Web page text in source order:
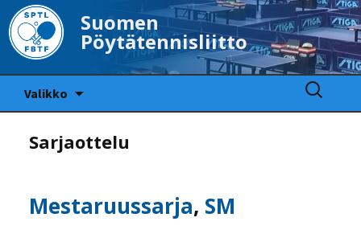
Suomen
Pöytätennisliitto
Valikko
Haku:
Sarjaottelu
Mestaruussarja, SM